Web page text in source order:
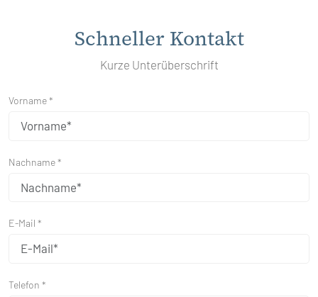
Schneller Kontakt
Kurze Unterüberschrift
Vorname *
Nachname *
E-Mail *
Telefon *